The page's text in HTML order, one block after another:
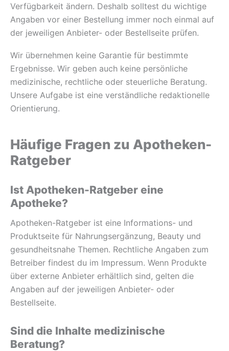
Verfügbarkeit ändern. Deshalb solltest du wichtige
Angaben vor einer Bestellung immer noch einmal auf
der jeweiligen Anbieter- oder Bestellseite prüfen.
Wir übernehmen keine Garantie für bestimmte
Ergebnisse. Wir geben auch keine persönliche
medizinische, rechtliche oder steuerliche Beratung.
Unsere Aufgabe ist eine verständliche redaktionelle
Orientierung.
Häufige Fragen zu Apotheken-
Ratgeber
Ist Apotheken-Ratgeber eine
Apotheke?
Apotheken-Ratgeber ist eine Informations- und
Produktseite für Nahrungsergänzung, Beauty und
gesundheitsnahe Themen. Rechtliche Angaben zum
Betreiber findest du im Impressum. Wenn Produkte
über externe Anbieter erhältlich sind, gelten die
Angaben auf der jeweiligen Anbieter- oder
Bestellseite.
Sind die Inhalte medizinische
Beratung?